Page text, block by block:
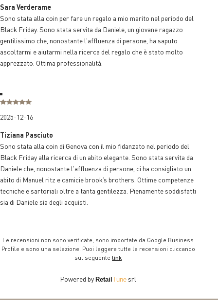
Sara Verderame
Sono stata alla coin per fare un regalo a mio marito nel periodo del
Black Friday. Sono stata servita da Daniele, un giovane ragazzo
gentilissimo che, nonostante l'affluenza di persone, ha saputo
ascoltarmi e aiutarmi nella ricerca del regalo che è stato molto
apprezzato. Ottima professionalità.
2025-12-16
Tiziana Pasciuto
Sono stata alla coin di Genova con il mio fidanzato nel periodo del
Black Friday alla ricerca di un abito elegante. Sono stata servita da
Daniele che, nonostante l'affluenza di persone, ci ha consigliato un
abito di Manuel ritz e camicie brook’s brothers. Ottime competenze
tecniche e sartoriali oltre a tanta gentilezza. Pienamente soddisfatti
sia di Daniele sia degli acquisti.
Le recensioni non sono verificate, sono importate da Google Business
Profile e sono una selezione. Puoi leggere tutte le recensioni cliccando
sul seguentelink
Powered byRetailTune srl